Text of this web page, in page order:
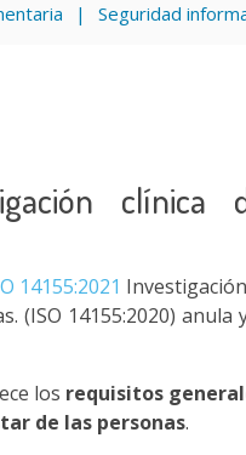
Seguridad
clínica
14155:2021
(ISO 14155:2020)
los requisitos
de las personas.